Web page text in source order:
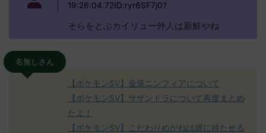
19:26:04.72ID:ryr6SF7j0?
そらをとぶカイリュー外人は新鮮やね
名無しさん
【ポケモンSV】金策ニンフィアについて
【ポケモンSV】サザンドラについて再度まとめ
たよ！
【ポケモンSV】こだわりめがねは誰に持たせる